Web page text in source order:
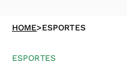
HOME>ESPORTES
ESPORTES